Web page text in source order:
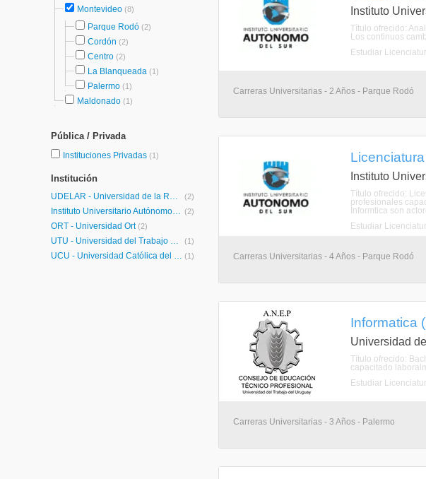
Montevideo (8)
Parque Rodó (2)
Cordón (2)
Centro (2)
La Blanqueada (1)
Palermo (1)
Maldonado (1)
Pública / Privada
Instituciones Privadas (1)
Institución
UDELAR - Universidad de la República (2)
Instituto Universitario Autónomo del Sur (2)
ORT - Universidad Ort (2)
UTU - Universidad del Trabajo del Uruguay (1)
UCU - Universidad Católica del Uruguay (1)
Instituto
Título ofrecido:
Los continuos
Estudiar
Carreras Universitarias - 2 Años - Parque Rodó
Instituto
Título ofrecido:
profesionales
Informtica son
Estudiar
Carreras Universitarias - 4 Años - Parque Rodó
Informatica
Universidad
Título ofrecido:
capacitado
Estudiar
Carreras Universitarias - 3 Años - Palermo